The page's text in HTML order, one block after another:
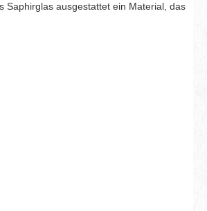
Saphirglas ausgestattet ein Material, das